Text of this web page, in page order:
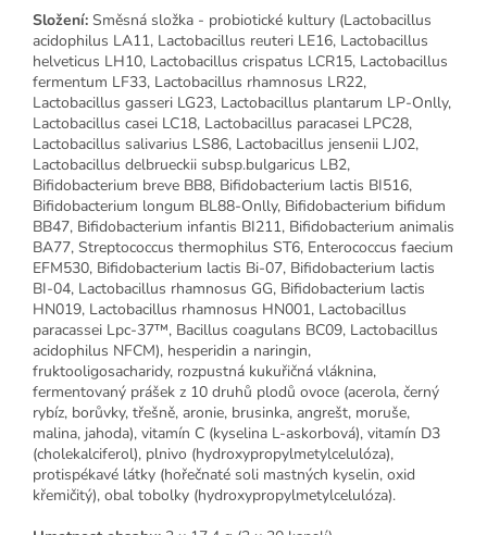
Složení: Směsná složka - probiotické kultury (Lactobacillus
acidophilus LA11, Lactobacillus reuteri LE16, Lactobacillus
helveticus LH10, Lactobacillus crispatus LCR15, Lactobacillus
fermentum LF33, Lactobacillus rhamnosus LR22,
Lactobacillus gasseri LG23, Lactobacillus plantarum LP-Onlly,
Lactobacillus casei LC18, Lactobacillus paracasei LPC28,
Lactobacillus salivarius LS86, Lactobacillus jensenii LJ02,
Lactobacillus delbrueckii subsp.bulgaricus LB2,
Bifidobacterium breve BB8, Bifidobacterium lactis BI516,
Bifidobacterium longum BL88-Onlly, Bifidobacterium bifidum
BB47, Bifidobacterium infantis BI211, Bifidobacterium animalis
BA77, Streptococcus thermophilus ST6, Enterococcus faecium
EFM530, Bifidobacterium lactis Bi-07, Bifidobacterium lactis
BI-04, Lactobacillus rhamnosus GG, Bifidobacterium lactis
HN019, Lactobacillus rhamnosus HN001, Lactobacillus
paracassei Lpc-37™, Bacillus coagulans BC09, Lactobacillus
acidophilus NFCM), hesperidin a naringin,
fruktooligosacharidy, rozpustná kukuřičná vláknina,
fermentovaný prášek z 10 druhů plodů ovoce (acerola, černý
rybíz, borůvky, třešně, aronie, brusinka, angrešt, moruše,
malina, jahoda), vitamín C (kyselina L-askorbová), vitamín D3
(cholekalciferol), plnivo (hydroxypropylmetylcelulóza),
protispékavé látky (hořečnaté soli mastných kyselin, oxid
křemičitý), obal tobolky (hydroxypropylmetylcelulóza).